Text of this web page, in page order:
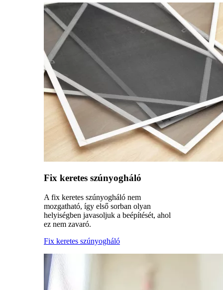
Fix keretes szúnyogháló
A fix keretes szúnyogháló nem
mozgatható, így első sorban olyan
helyiségben javasoljuk a beépítését, ahol
ez nem zavaró.
Fix keretes szúnyogháló